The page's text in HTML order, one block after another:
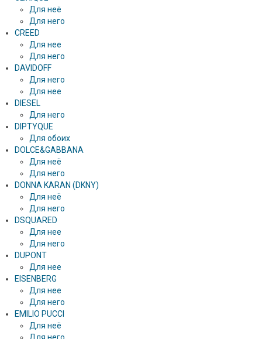
Для неё
Для него
CREED
Для нее
Для него
DAVIDOFF
Для него
Для нее
DIESEL
Для него
DIPTYQUE
Для обоих
DOLCE&GABBANA
Для неё
Для него
DONNA KARAN (DKNY)
Для неё
Для него
DSQUARED
Для нее
Для него
DUPONT
Для нее
EISENBERG
Для нее
Для него
EMILIO PUCCI
Для неё